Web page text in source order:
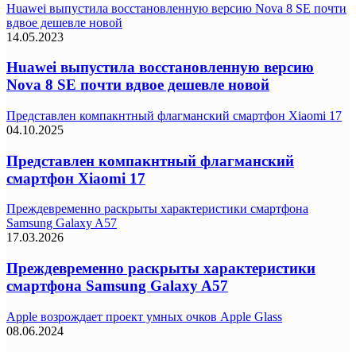
Huawei выпустила восстановленную версию Nova 8 SE почти
вдвое дешевле новой
14.05.2023
Huawei выпустила восстановленную версию
Nova 8 SE почти вдвое дешевле новой
Представлен компакнтный флагманский смартфон Xiaomi 17
04.10.2025
Представлен компакнтный флагманский
смартфон Xiaomi 17
Преждевременно раскрыты характеристики смартфона
Samsung Galaxy A57
17.03.2026
Преждевременно раскрыты характеристики
смартфона Samsung Galaxy A57
Apple возрождает проект умных очков Apple Glass
08.06.2024